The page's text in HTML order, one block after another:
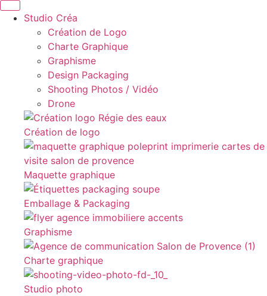
Studio Créa
Création de Logo
Charte Graphique
Graphisme
Design Packaging
Shooting Photos / Vidéo
Drone
Création de logo
Maquette graphique
Emballage & Packaging
Graphisme
Charte graphique
Studio photo